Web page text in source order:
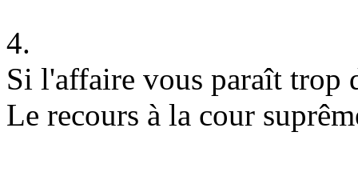
4.
Si l'affaire vous paraît trop
Le recours à la cour